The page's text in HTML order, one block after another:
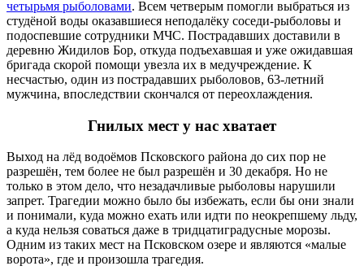
четырьмя рыболовами. Всем четверым помогли выбраться из
студёной воды оказавшиеся неподалёку соседи-рыболовы и
подоспевшие сотрудники МЧС. Пострадавших доставили в
деревню Жидилов Бор, откуда подъехавшая и уже ожидавшая
бригада скорой помощи увезла их в медучреждение. К
несчастью, один из пострадавших рыболовов, 63-летний
мужчина, впоследствии скончался от переохлаждения.
Гнилых мест у нас хватает
Выход на лёд водоёмов Псковского района до сих пор не
разрешён, тем более не был разрешён и 30 декабря. Но не
только в этом дело, что незадачливые рыболовы нарушили
запрет. Трагедии можно было бы избежать, если бы они знали
и понимали, куда можно ехать или идти по неокрепшему льду,
а куда нельзя соваться даже в тридцатиградусные морозы.
Одним из таких мест на Псковском озере и являются «малые
ворота», где и произошла трагедия.